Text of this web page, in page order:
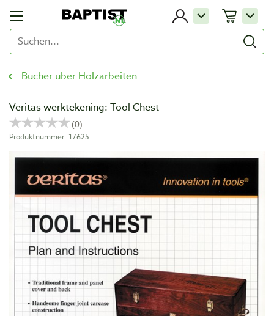
Bücher über Holzarbeiten
Veritas werktekening: Tool Chest
Produktnummer: 17625